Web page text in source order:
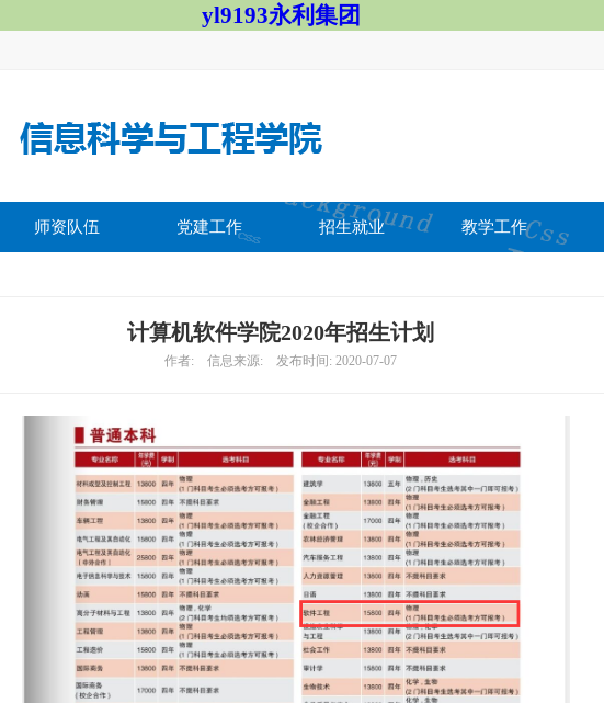
yl9193永利集团
师资队伍 党建工作 招生就业 教学工作
计算机软件学院2020年招生计划
作者: 信息来源: 发布时间: 2020-07-07